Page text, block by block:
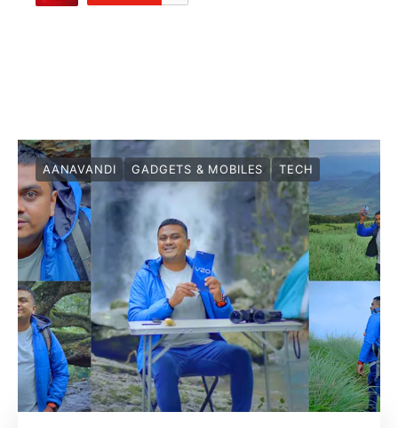
AANAVANDI GADGETS & MOBILES TECH